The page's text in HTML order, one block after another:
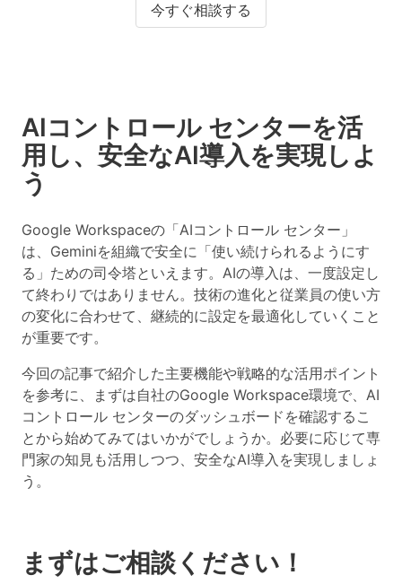
今すぐ相談する
AIコントロール センターを活
用し、安全なAI導入を実現しよ
う
Google Workspaceの「AIコントロール センター」
は、Geminiを組織で安全に「使い続けられるようにす
る」ための司令塔といえます。AIの導入は、一度設定し
て終わりではありません。 技術の進化と従業員の使い方
の変化に合わせて、継続的に設定を最適化していくこと
が重要です。
今回の記事で紹介した主要機能や戦略的な活用ポイント
を参考に、まずは自社のGoogle Workspace環境で、AI
コントロール センターのダッシュボードを確認するこ
とから始めてみてはいかがでしょうか。必要に応じて専
門家の知見も活用しつつ、安全なAI導入を実現しましょ
う。
まずはご相談ください！